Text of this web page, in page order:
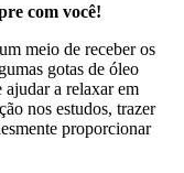
com você!
meio de receber os
gotas de óleo
ajudar a relaxar em
nos estudos, trazer
proporcionar